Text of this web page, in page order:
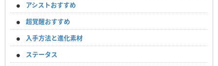
アシストおすすめ
超覚醒おすすめ
入手方法と進化素材
ステータス